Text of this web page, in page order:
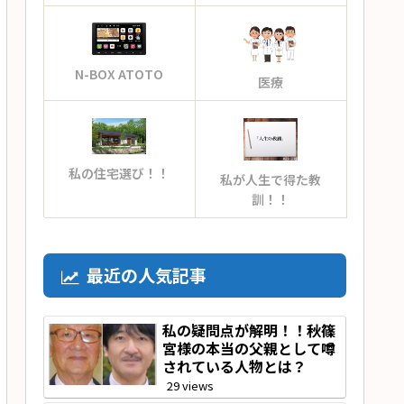
N-BOX ATOTO 医療
私の住宅選び！！
私が人生で得た教
訓！！
最近の人気記事
私の疑問点が解明！！秋篠
宮様の本当の父親として噂
されている人物とは？
29 views